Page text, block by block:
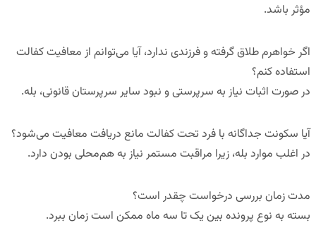
مؤثر باشد.
اگر خواهرم طلاق گرفته و فرزندی ندارد، آیا می‌توانم از معافیت کفالت
استفاده کنم؟
در صورت اثبات نیاز به سرپرستی و نبود سایر سرپرستان قانونی، بله.
آیا سکونت جداگانه با فرد تحت کفالت مانع دریافت معافیت می‌شود؟
در اغلب موارد بله، زیرا مراقبت مستمر نیاز به هم‌محلی بودن دارد.
مدت زمان بررسی درخواست چقدر است؟
بسته به نوع پرونده بین یک تا سه ماه ممکن است زمان ببرد.